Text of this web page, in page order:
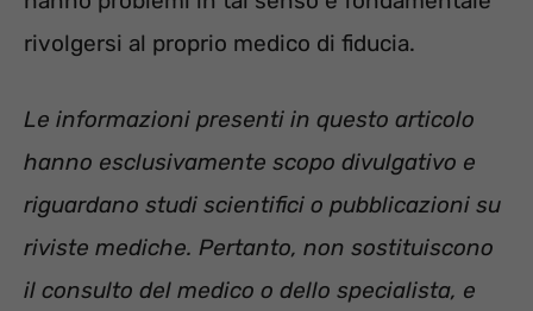
rivolgersi al proprio medico di fiducia.
Le informazioni presenti in questo articolo
hanno esclusivamente scopo divulgativo e
riguardano studi scientifici o pubblicazioni su
riviste mediche. Pertanto, non sostituiscono
il consulto del medico o dello specialista, e